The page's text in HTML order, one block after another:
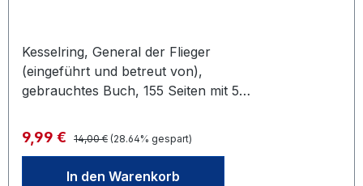
Kesselring, General der Flieger
(eingeführt und betreut von),
gebrauchtes Buch, 155 Seiten mit 51
Zustand - Schlagworte: Luftfahrt
militärisch, Zweiter Weltkrieg,
Deutsche Luftwaffe [PU:Berlin,
Verkaufspreis:
9,99 € Regulärer Preis:
14,00 € (28.64% gespart)
In den Warenkorb